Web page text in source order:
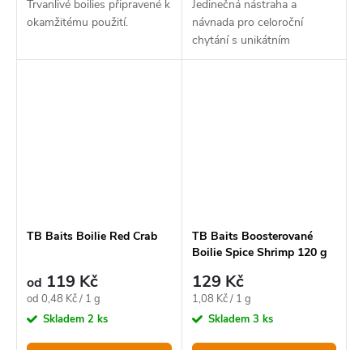
Trvanlivé boilies připravené k
okamžitému použití.
Jedinečná nástraha a
návnada pro celoroční
chytání s unikátním
složením.
TB Baits Boilie Red Crab
od 119 Kč
Měrná
cena:
od 0,48 Kč / 1 g
Skladem 2 ks
TB Baits Boosterované
Boilie Spice Shrimp 120 g
129 Kč
Měrná
cena:
1,08 Kč / 1 g
Skladem 3 ks